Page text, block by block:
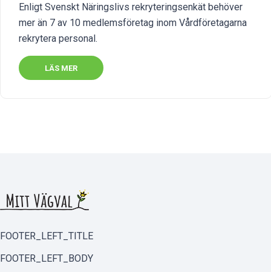
Enligt Svenskt Näringslivs rekryteringsenkät behöver
mer än 7 av 10 medlemsföretag inom Vårdföretagarna
rekrytera personal.
LÄS MER
FOOTER_LEFT_TITLE
FOOTER_LEFT_BODY